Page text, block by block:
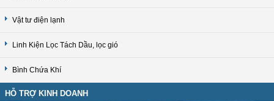
Vật tư điện lạnh
Linh Kiện Lọc Tách Dầu, lọc gió
Bình Chứa Khí
HỖ TRỢ KINH DOANH